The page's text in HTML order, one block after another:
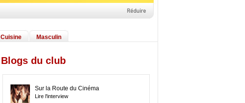
Cuisine Masculin
Blogs du club
Sur la Route du Cinéma
Lire l'interview